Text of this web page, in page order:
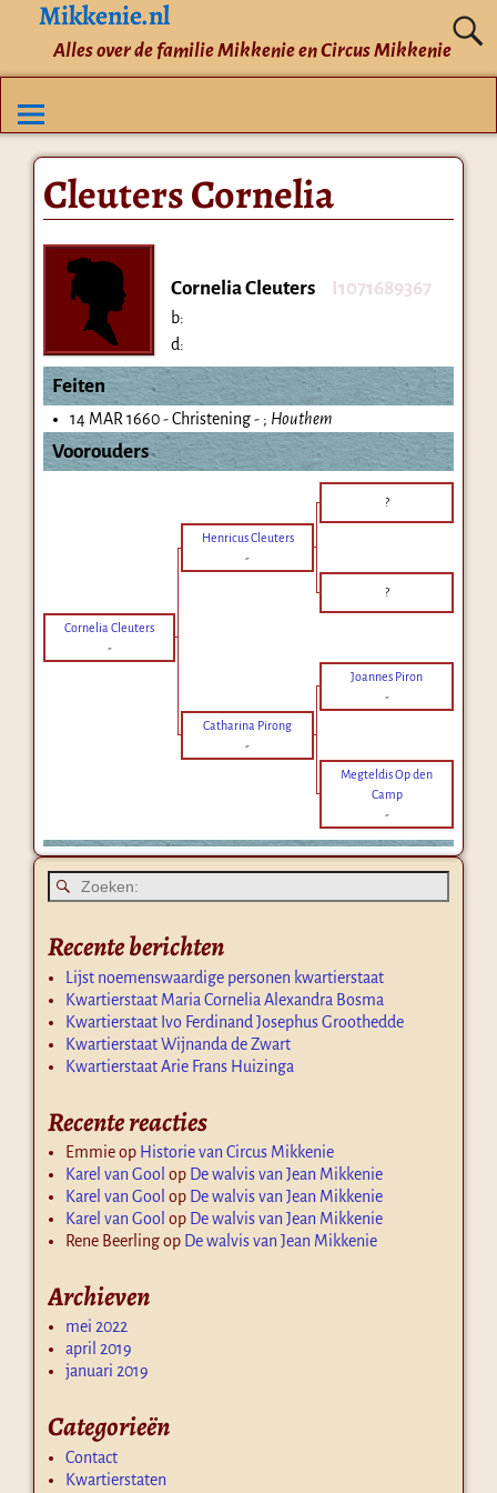
Mikkenie.nl
Alles over de familie Mikkenie en Circus Mikkenie
Cleuters Cornelia
Cornelia Cleuters I1071689367
b:
d:
Feiten
14 MAR 1660 - Christening - ; Houthem
Voorouders
?
Henricus Cleuters
-
?
Cornelia Cleuters
-
Joannes Piron
-
Catharina Pirong
-
Megteldis Op den
Camp
-
Recente berichten
Lijst noemenswaardige personen kwartierstaat
Kwartierstaat Maria Cornelia Alexandra Bosma
Kwartierstaat Ivo Ferdinand Josephus Groothedde
Kwartierstaat Wijnanda de Zwart
Kwartierstaat Arie Frans Huizinga
Recente reacties
Emmieop Historie van Circus Mikkenie
Karel van Gool op De walvis van Jean Mikkenie
Karel van Gool op De walvis van Jean Mikkenie
Karel van Gool op De walvis van Jean Mikkenie
Rene Beerlingop De walvis van Jean Mikkenie
Archieven
mei 2022
april 2019
januari 2019
Categorieën
Contact
Kwartierstaten